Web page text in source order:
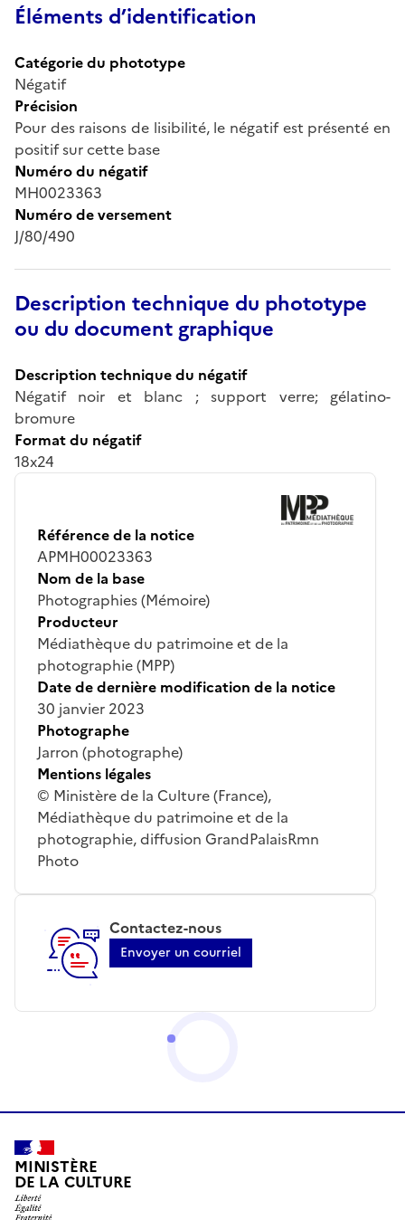
Éléments d’identification
Catégorie du phototype
Négatif
Précision
Pour des raisons de lisibilité, le négatif est présenté en
positif sur cette base
Numéro du négatif
MH0023363
Numéro de versement
J/80/490
Description technique du phototype
ou du document graphique
Description technique du négatif
Négatif noir et blanc ; support verre; gélatino-
bromure
Format du négatif
18x24
Référence de la notice
APMH00023363
Nom de la base
Photographies (Mémoire)
Producteur
Médiathèque du patrimoine et de la
photographie (MPP)
Date de dernière modification de la notice
30 janvier 2023
Photographe
Jarron (photographe)
Mentions légales
© Ministère de la Culture (France),
Médiathèque du patrimoine et de la
photographie, diffusion GrandPalaisRmn
Photo
Contactez-nous
Envoyer un courriel
MINISTÈRE
DE LA CULTURE